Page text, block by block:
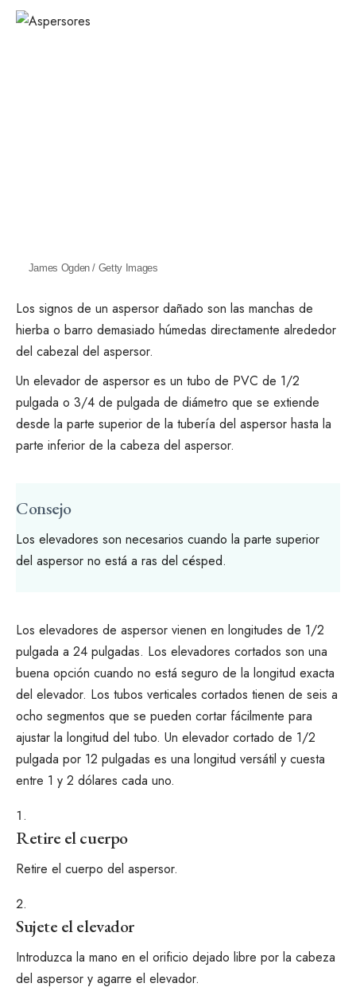
James Ogden / Getty Images
Los signos de un aspersor dañado son las manchas de
hierba o barro demasiado húmedas directamente alrededor
del cabezal del aspersor.
Un elevador de aspersor es un tubo de PVC de 1/2
pulgada o 3/4 de pulgada de diámetro que se extiende
desde la parte superior de la tubería del aspersor hasta la
parte inferior de la cabeza del aspersor.
Consejo
Los elevadores son necesarios cuando la parte superior
del aspersor no está a ras del césped.
Los elevadores de aspersor vienen en longitudes de 1/2
pulgada a 24 pulgadas. Los elevadores cortados son una
buena opción cuando no está seguro de la longitud exacta
del elevador. Los tubos verticales cortados tienen de seis a
ocho segmentos que se pueden cortar fácilmente para
ajustar la longitud del tubo. Un elevador cortado de 1/2
pulgada por 12 pulgadas es una longitud versátil y cuesta
entre 1 y 2 dólares cada uno.
Retire el cuerpo
Retire el cuerpo del aspersor.
Sujete el elevador
Introduzca la mano en el orificio dejado libre por la cabeza
del aspersor y agarre el elevador.